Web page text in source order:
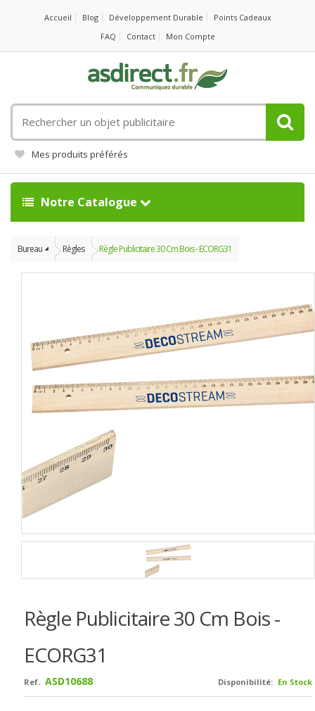
Accueil Blog Développement Durable
Points Cadeaux
FAQ
Contact Mon Compte
un
objet
publicitaire
Mes produits préférés
Notre Catalogue
Bureau Règles Règle Publicitaire 30 Cm Bois - ECORG31
Règle Publicitaire 30 Cm Bois -
ECORG31
Disponibilité: En Stock
Ref. ASD10688